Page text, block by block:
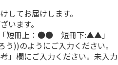
てお届けします。
います。
「短冊上：●● 短冊下:▲▲」
))のようにご入力ください。
」欄にご入力ください。未入力